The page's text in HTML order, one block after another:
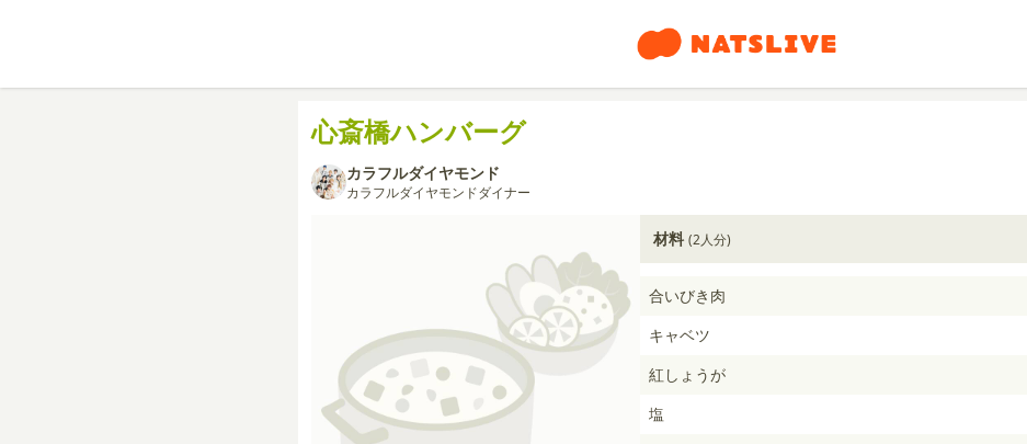
心斎橋ハンバーグ
カラフルダイヤモンド
カラフルダイヤモンドダイナー
材料 (2人分)
合いびき肉
キャベツ
紅しょうが
塩